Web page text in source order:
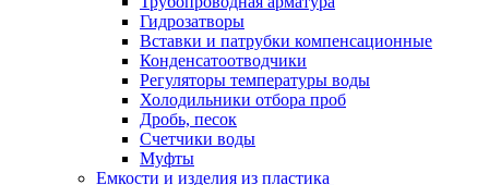
Гидрозатворы
Вставки и патрубки компенсационные
Конденсатоотводчики
Регуляторы температуры воды
Холодильники отбора проб
Дробь, песок
Счетчики воды
Муфты
Емкости и изделия из пластика